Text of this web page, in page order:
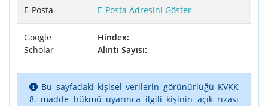
E-Posta E-Posta Adresini Göster
Google
Scholar
Hindex:
Alıntı Sayısı:
Bu sayfadaki kişisel verilerin görünürlüğü KVKK
8. madde hükmü uyarınca ilgili kişinin açık rızası